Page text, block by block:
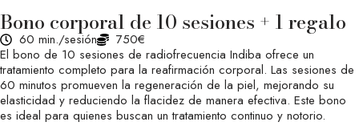
Bono corporal de 10 sesiones + 1 regalo
60 min./sesión
750€
El bono de 10 sesiones de radiofrecuencia Indiba ofrece un
tratamiento completo para la reafirmación corporal. Las sesiones de
60 minutos promueven la regeneración de la piel, mejorando su
elasticidad y reduciendo la flacidez de manera efectiva. Este bono
es ideal para quienes buscan un tratamiento continuo y notorio.